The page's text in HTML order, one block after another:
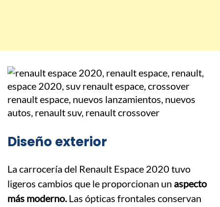
Diseño exterior
La carrocería del Renault Espace 2020 tuvo
ligeros cambios que le proporcionan un aspecto
más moderno.Las ópticas frontales conservan